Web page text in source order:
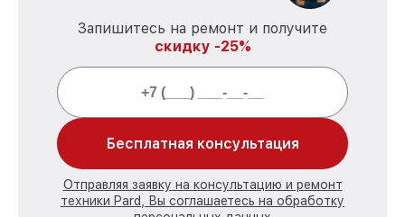
Запишитесь на ремонт и получите
скидку -25%
Бесплатная консультация
Отправляя заявку на консультацию и ремонт
техники Pard, Вы соглашаетесь на обработку